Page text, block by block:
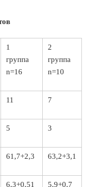
1
группа
n=16
2
группа
n=10
11 7
5 3
61,7+2,3 63,2+3,1
6,3+0,51 5,9+0,7